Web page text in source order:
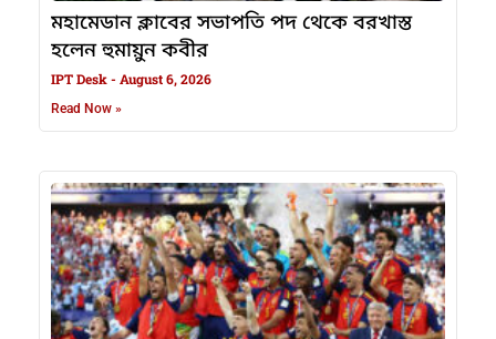
মহামেডান ক্লাবের সভাপতি পদ থেকে বরখাস্ত
হলেন হুমায়ুন কবীর
IPT Desk August 6, 2026
Read Now »